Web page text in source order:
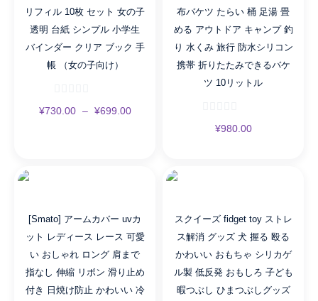
リフィル 10枚 セット 女の子
透明 台紙 シンプル 小学生
バインダー クリア ブック 手
帳 （女の子向け）
¥699.00
–
¥730.00
布バケツ たらい 桶 足湯 畳
める アウトドア キャンプ 釣
り 水くみ 旅行 防水シリコン
携帯 折りたたみできるバケ
ツ 10リットル
¥980.00
[Smato] アームカバー uvカ
ット レディース レース 可愛
い おしゃれ ロング 肩まで
指なし 伸縮 リボン 滑り止め
付き 日焼け防止 かわいい 冷
スクイーズ fidget toy ストレ
ス解消 グッズ 犬 握る 殴る
かわいい おもちゃ シリカゲ
ル製 低反発 おもしろ 子ども
暇つぶし ひまつぶしグッズ